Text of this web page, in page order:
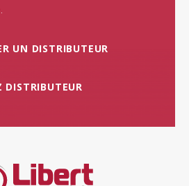
UN DISTRIBUTEUR
DISTRIBUTEUR